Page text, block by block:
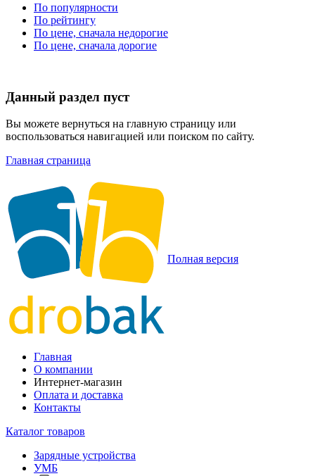
По популярности
По рейтингу
По цене, сначала недорогие
По цене, сначала дорогие
Данный раздел пуст
Вы можете вернуться на главную страницу или
воспользоваться навигацией или поиском по сайту.
Главная страница
Полная версия
Главная
О компании
Интернет-магазин
Оплата и доставка
Контакты
Каталог товаров
Зарядные устройства
УМБ